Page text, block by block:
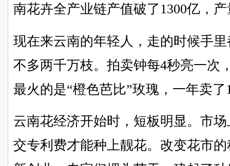
南花卉全产业链产值破了1300亿，
现在来云南的年轻人，走的时候手
不多两千万枝。拍卖钟每4秒亮一次
最火的是“橙色芭比”玫瑰，一年卖了
云南花经济开始时，短板明显。市
交专利费才能种上靓花。改变花市